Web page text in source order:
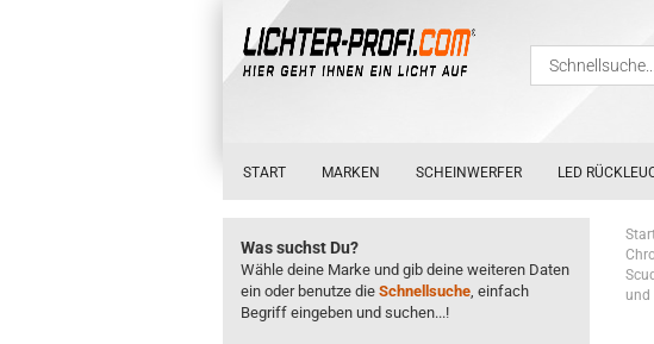
START MARKEN SCHEINWERFER LED
und
Was suchst Du?
Wähle deine Marke und gib deine weiteren Daten
ein oder benutze die Schnellsuche, einfach
Begriff eingeben und suchen...!